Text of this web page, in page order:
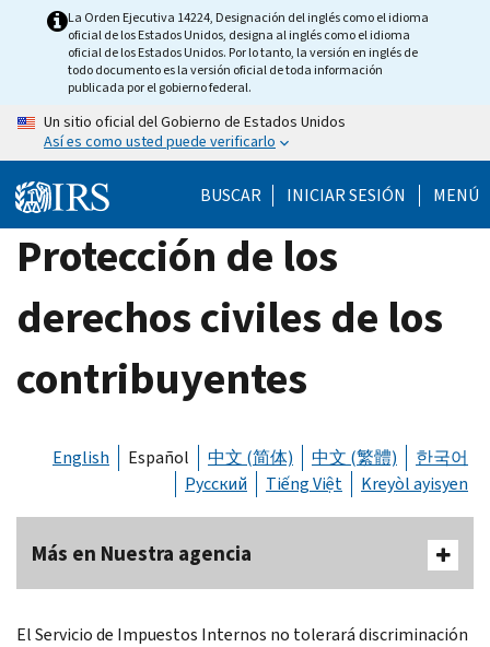
La Orden Ejecutiva 14224, Designación del inglés como el idioma
oficial de los Estados Unidos, designa al inglés como el idioma
oficial de los Estados Unidos. Por lo tanto, la versión en inglés de
todo documento es la versión oficial de toda información
publicada por el gobierno federal.
Un sitio oficial del Gobierno de Estados Unidos
Así es como usted puede verificarlo
BUSCAR INICIAR SESIÓN MENÚ
Protección de los
derechos civiles de los
contribuyentes
English Español 中文 (简体) 中文 (繁體)
한국어
Русский
Tiếng Việt Kreyòl ayisyen
Más en Nuestra agencia
El Servicio de Impuestos Internos no tolerará discriminación